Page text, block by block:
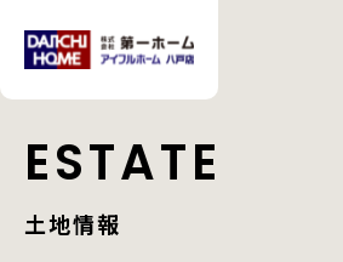
ESTATE
土地情報